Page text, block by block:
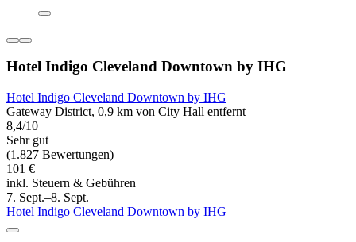
Hotel Indigo Cleveland Downtown by IHG
Hotel Indigo Cleveland Downtown by IHG
Gateway District, 0,9 km von City Hall entfernt
8,4/10
Sehr gut
(1.827 Bewertungen)
101 €
inkl. Steuern & Gebühren
7. Sept.–8. Sept.
Hotel Indigo Cleveland Downtown by IHG